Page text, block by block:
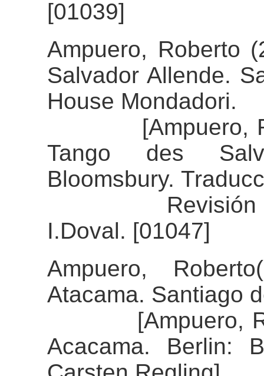
[01039]
Ampuero, Roberto
Salvador Allende.
House Mondadori.
[Ampuero,
Tango des
Bloomsbury.
Revisión del
I.Doval. [01047]
Ampuero,
Atacama. Santiago
[Ampuero,
Acacama. Berlin: